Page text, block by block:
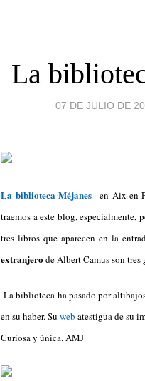
La
07 DE JULIO DE
La biblioteca Méjanes
en Aix-en-
traemos a este blog, especialmente,
tres libros que aparecen en la
extranjerode Albert Camus son
La biblioteca ha pasado por
en su haber. Su web atestigua de su
Curiosa y única. AMJ